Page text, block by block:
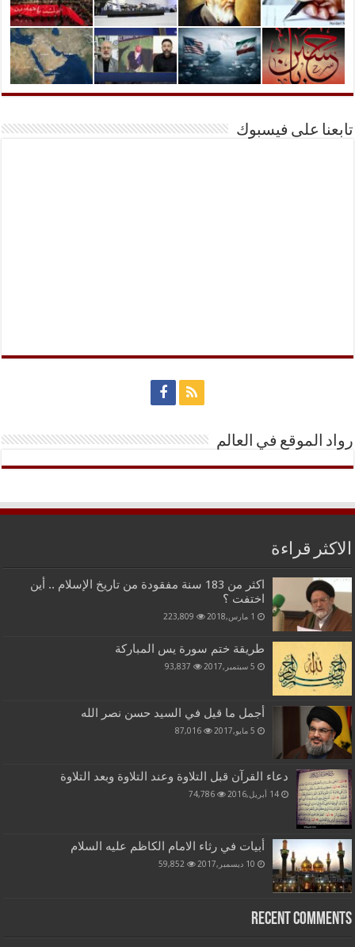
تابعنا على فيسبوك
رواد الموقع في العالم
الاكثر قراءة
اكثر من 183 سنة مفقودة من تاريخ الإسلام .. أين
اختفت ؟
1 مارس,2018 223,809
طريقة ختم سورة يس المباركة
5 سبتمبر,2017 93,837
أجمل ما قيل في السيد حسن نصر الله
5 مايو,2017 87,016
دعاء القرآن قبل التلاوة وعند التلاوة وبعد التلاوة
14 أبريل,2016 74,786
أبيات في رثاء الامام الكاظم عليه السلام
10 ديسمبر,2017 59,852
Recent Comments